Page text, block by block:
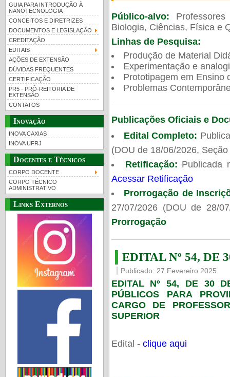
GUIA PARA INTRODUÇÃO À
NANOTECNOLOGIA
CONCEITOS E DIRETRIZES
DOCUMENTOS E LEGISLAÇÃO
CREDITAÇÃO
EDITAIS
AÇÕES DE EXTENSÃO
DÚVIDAS FREQUENTES
CERTIFICAÇÃO
PR5 - PRÓ-REITORIA DE
EXTENSÃO
CONTATOS
Inovação
INOVA CAXIAS
INOVA UFRJ
Docentes e Técnicos
CORPO DOCENTE
CORPO TÉCNICO
ADMINISTRATIVO
Links Externos
Público-alvo:
Biologia, Ciências, Física e
Linhas de Pesquisa:
Produção de Material
Experimentação e
Prototipagem em Ensino
Problemas
Publicações Oficiais e
Edital Completo:
(DOU de 18/06/2026,
Retificação: Publicada
Acessar Retificação
Prorrogação de
27/07/2026 (DOU de 28/
Prorrogação
EDITAL Nº 54, DE
Publicado: 27 Fevereiro 2025
EDITAL Nº 54, DE 30
PÚBLICOS PARA
CARGO DE
SUPERIOR
Edital - clique aqui